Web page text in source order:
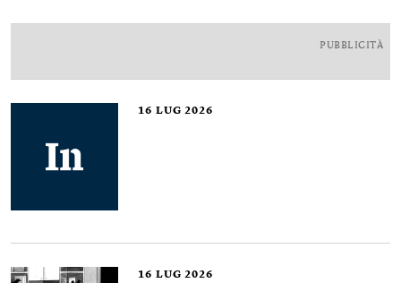
PUBBLICITÀ
16 LUG 2026
16 LUG 2026